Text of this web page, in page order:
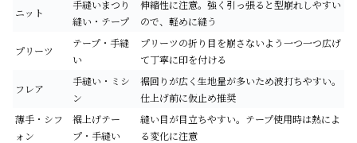
ニット
手縫いまつり
縫い・テープ
伸縮性に注意。強く引っ張ると型崩れしやすい
ので、軽めに縫う
プリーツ
テープ・手縫
い
プリーツの折り目を崩さないよう一つ一つ広げ
て丁寧に印を付ける
フレア
手縫い・ミシ
ン
裾回りが広く生地量が多いため波打ちやすい。
仕上げ前に仮止め推奨
薄手・シフ
ォン
裾上げテー
プ・手縫い
縫い目が目立ちやすい。テープ使用時は熱によ
る変化に注意